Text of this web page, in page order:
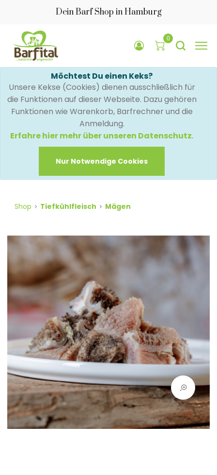
Dein Barf Shop in Hamburg
0
Möchtest Du einen Keks?
Unsere Kekse (Cookies) dienen ausschließlich für
die Funktionen auf dieser Webseite. Dazu gehören
Funktionen wie Warenkorb, Barfrechner und die
Anmeldung.
Erfahre hier mehr über unseren Datenschutz.
Nur Notwendige Cookies
Shop Tiefkühlfleisch Mägen